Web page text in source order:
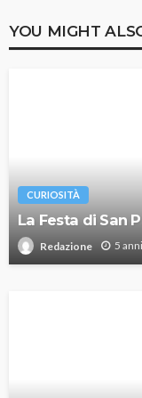
YOU MIGHT
CURIOSITÀ
La Festa di San
Redazione 5